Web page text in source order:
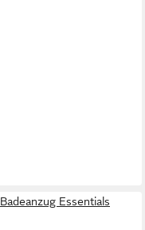
Badeanzug Essentials